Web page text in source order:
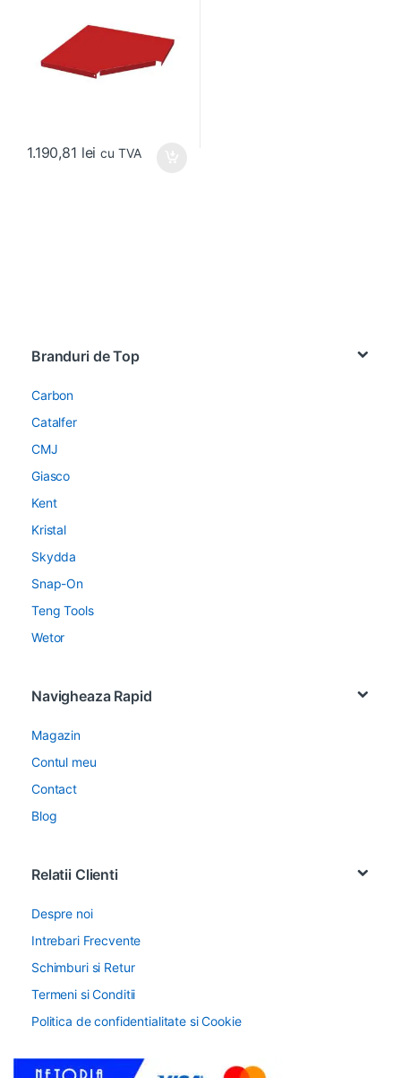
1.190,81 lei cu TVA
Branduri de Top
Carbon
Catalfer
CMJ
Giasco
Kent
Kristal
Skydda
Snap-On
Teng Tools
Wetor
Navigheaza Rapid
Magazin
Contul meu
Contact
Blog
Relatii Clienti
Despre noi
Intrebari Frecvente
Schimburi si Retur
Termeni si Conditii
Politica de confidentialitate si Cookie